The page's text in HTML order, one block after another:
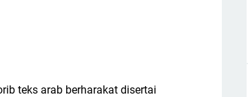
teks arab berharakat disertai